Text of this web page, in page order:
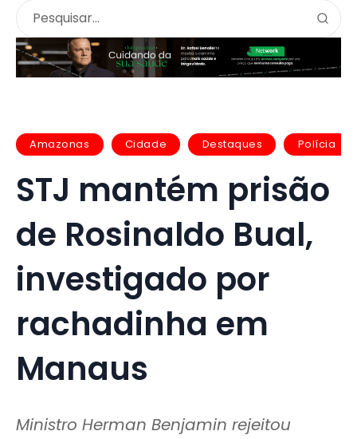
Amazonas Cidade Destaques Polícia
STJ mantém prisão
de Rosinaldo Bual,
investigado por
rachadinha em
Manaus
Ministro Herman Benjamin rejeitou